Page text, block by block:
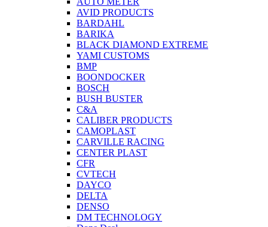
AVID PRODUCTS
BARDAHL
BARIKA
BLACK DIAMOND EXTREME
YAMI CUSTOMS
BMP
BOONDOCKER
BOSCH
BUSH BUSTER
C&A
CALIBER PRODUCTS
CAMOPLAST
CARVILLE RACING
CENTER PLAST
CFR
CVTECH
DAYCO
DELTA
DENSO
DM TECHNOLOGY